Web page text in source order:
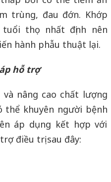
trùng, đau đớn. Khớp
thọ nhất định nên
hành phẫu thuật lại.
hỗ trợ
nâng cao chất lượng
thể khuyên người bệnh
áp dụng kết hợp với
điều trị sau đây: